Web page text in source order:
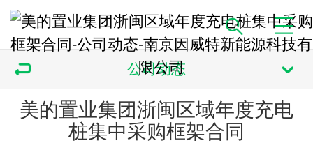
公司动态
美的置业集团浙闽区域年度充电
桩集中采购框架合同